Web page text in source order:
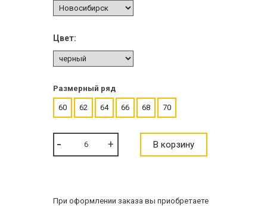
Цвет:
Размерный ряд
60 62 64 66 68 70
В корзину
При оформлении заказа вы приобретаете